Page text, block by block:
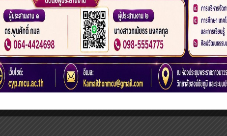
28 29 31 32 33